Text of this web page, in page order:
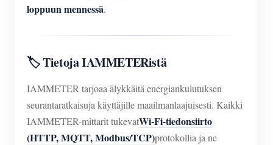
loppuun mennessä.
🏷️ Tietoja IAMMETERistä
IAMMETER tarjoaa älykkäitä energiankulutuksen
seurantaratkaisuja käyttäjille maailmanlaajuisesti. Kaikki
IAMMETER-mittarit tukevatWi-Fi-tiedonsiirto
(HTTP, MQTT, Modbus/TCP)protokollia ja ne